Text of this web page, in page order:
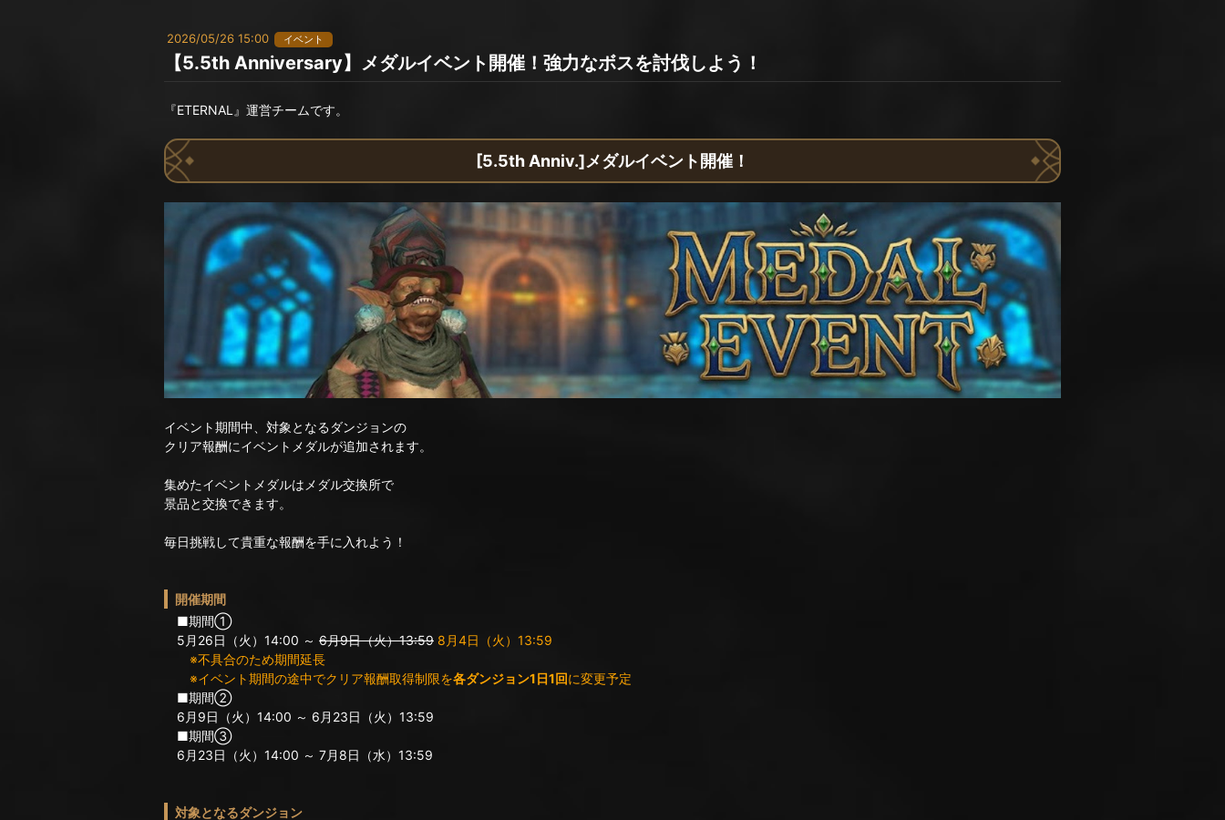
2026/05/26 15:00 イベント
【5.5th Anniversary】メダルイベント開催！強力なボスを討伐しよう！
『ETERNAL』運営チームです。
[5.5th Anniv.]メダルイベント開催！
イベント期間中、対象となるダンジョンの
クリア報酬にイベントメダルが追加されます。
集めたイベントメダルはメダル交換所で
景品と交換できます。
毎日挑戦して貴重な報酬を手に入れよう！
開催期間
■期間①
5月26日（火）14:00 ～ 6月9日（火）13:59 8月4日（火）13:59
※不具合のため期間延長
※イベント期間の途中でクリア報酬取得制限を各ダンジョン1日1回に変更予定
■期間②
6月9日（火）14:00 ～ 6月23日（火）13:59
■期間③
6月23日（火）14:00 ～ 7月8日（水）13:59
対象となるダンジョン